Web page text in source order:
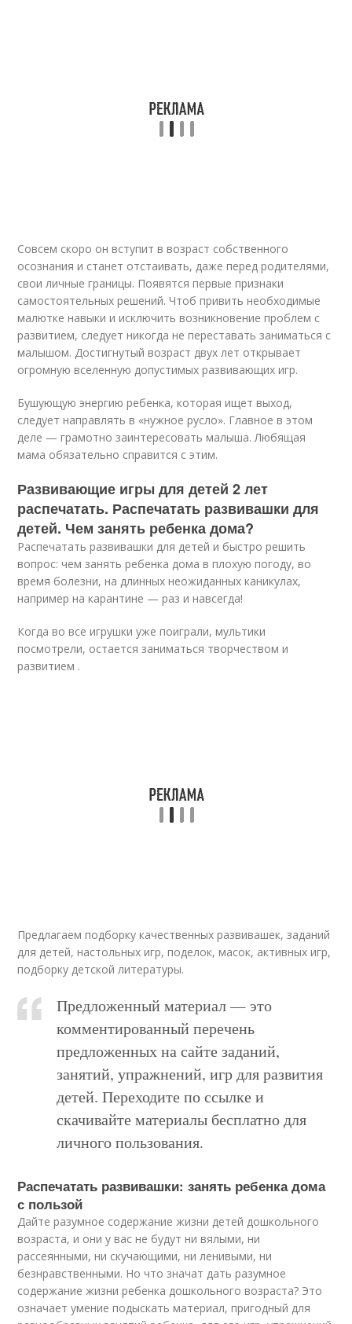
Совсем скоро он вступит в возраст собственного
осознания и станет отстаивать, даже перед родителями,
свои личные границы. Появятся первые признаки
самостоятельных решений. Чтоб привить необходимые
малютке навыки и исключить возникновение проблем с
развитием, следует никогда не переставать заниматься с
малышом. Достигнутый возраст двух лет открывает
огромную вселенную допустимых развивающих игр.
Бушующую энергию ребенка, которая ищет выход,
следует направлять в «нужное русло». Главное в этом
деле — грамотно заинтересовать малыша. Любящая
мама обязательно справится с этим.
Развивающие игры для детей 2 лет
распечатать. Распечатать развивашки для
детей. Чем занять ребенка дома?
Распечатать развивашки для детей и быстро решить
вопрос: чем занять ребенка дома в плохую погоду, во
время болезни, на длинных неожиданных каникулах,
например на карантине — раз и навсегда!
Когда во все игрушки уже поиграли, мультики
посмотрели, остается заниматься творчеством и
развитием .
Предлагаем подборку качественных развивашек, заданий
для детей, настольных игр, поделок, масок, активных игр,
подборку детской литературы.
Предложенный материал — это
комментированный перечень
предложенных на сайте заданий,
занятий, упражнений, игр для развития
детей. Переходите по ссылке и
скачивайте материалы бесплатно для
личного пользования.
Распечатать развивашки: занять ребенка дома
с пользой
Дайте разумное содержание жизни детей дошкольного
возраста, и они у вас не будут ни вялыми, ни
рассеянными, ни скучающими, ни ленивыми, ни
безнравственными. Но что значат дать разумное
содержание жизни ребенка дошкольного возраста? Это
означает умение подыскать материал, пригодный для